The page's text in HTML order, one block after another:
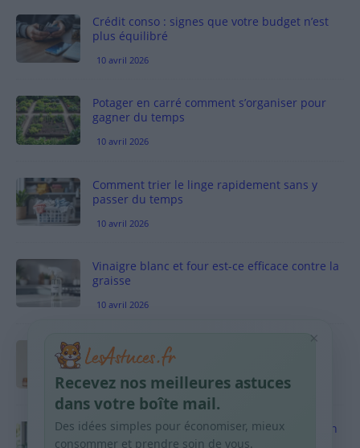
Crédit conso : signes que votre budget n’est
plus équilibré
10 avril 2026
Potager en carré comment s’organiser pour
gagner du temps
10 avril 2026
Comment trier le linge rapidement sans y
passer du temps
10 avril 2026
Vinaigre blanc et four est-ce efficace contre la
graisse
10 avril 2026
Taches pigmentaires : routine simple +
habitudes qui aident
9 avril 2026
Produits ménagers : comment économiser en
courses sans acheter 10 sprays
×
Recevez nos meilleures astuces
dans votre boîte mail.
Des idées simples pour économiser, mieux
consommer et prendre soin de vous.